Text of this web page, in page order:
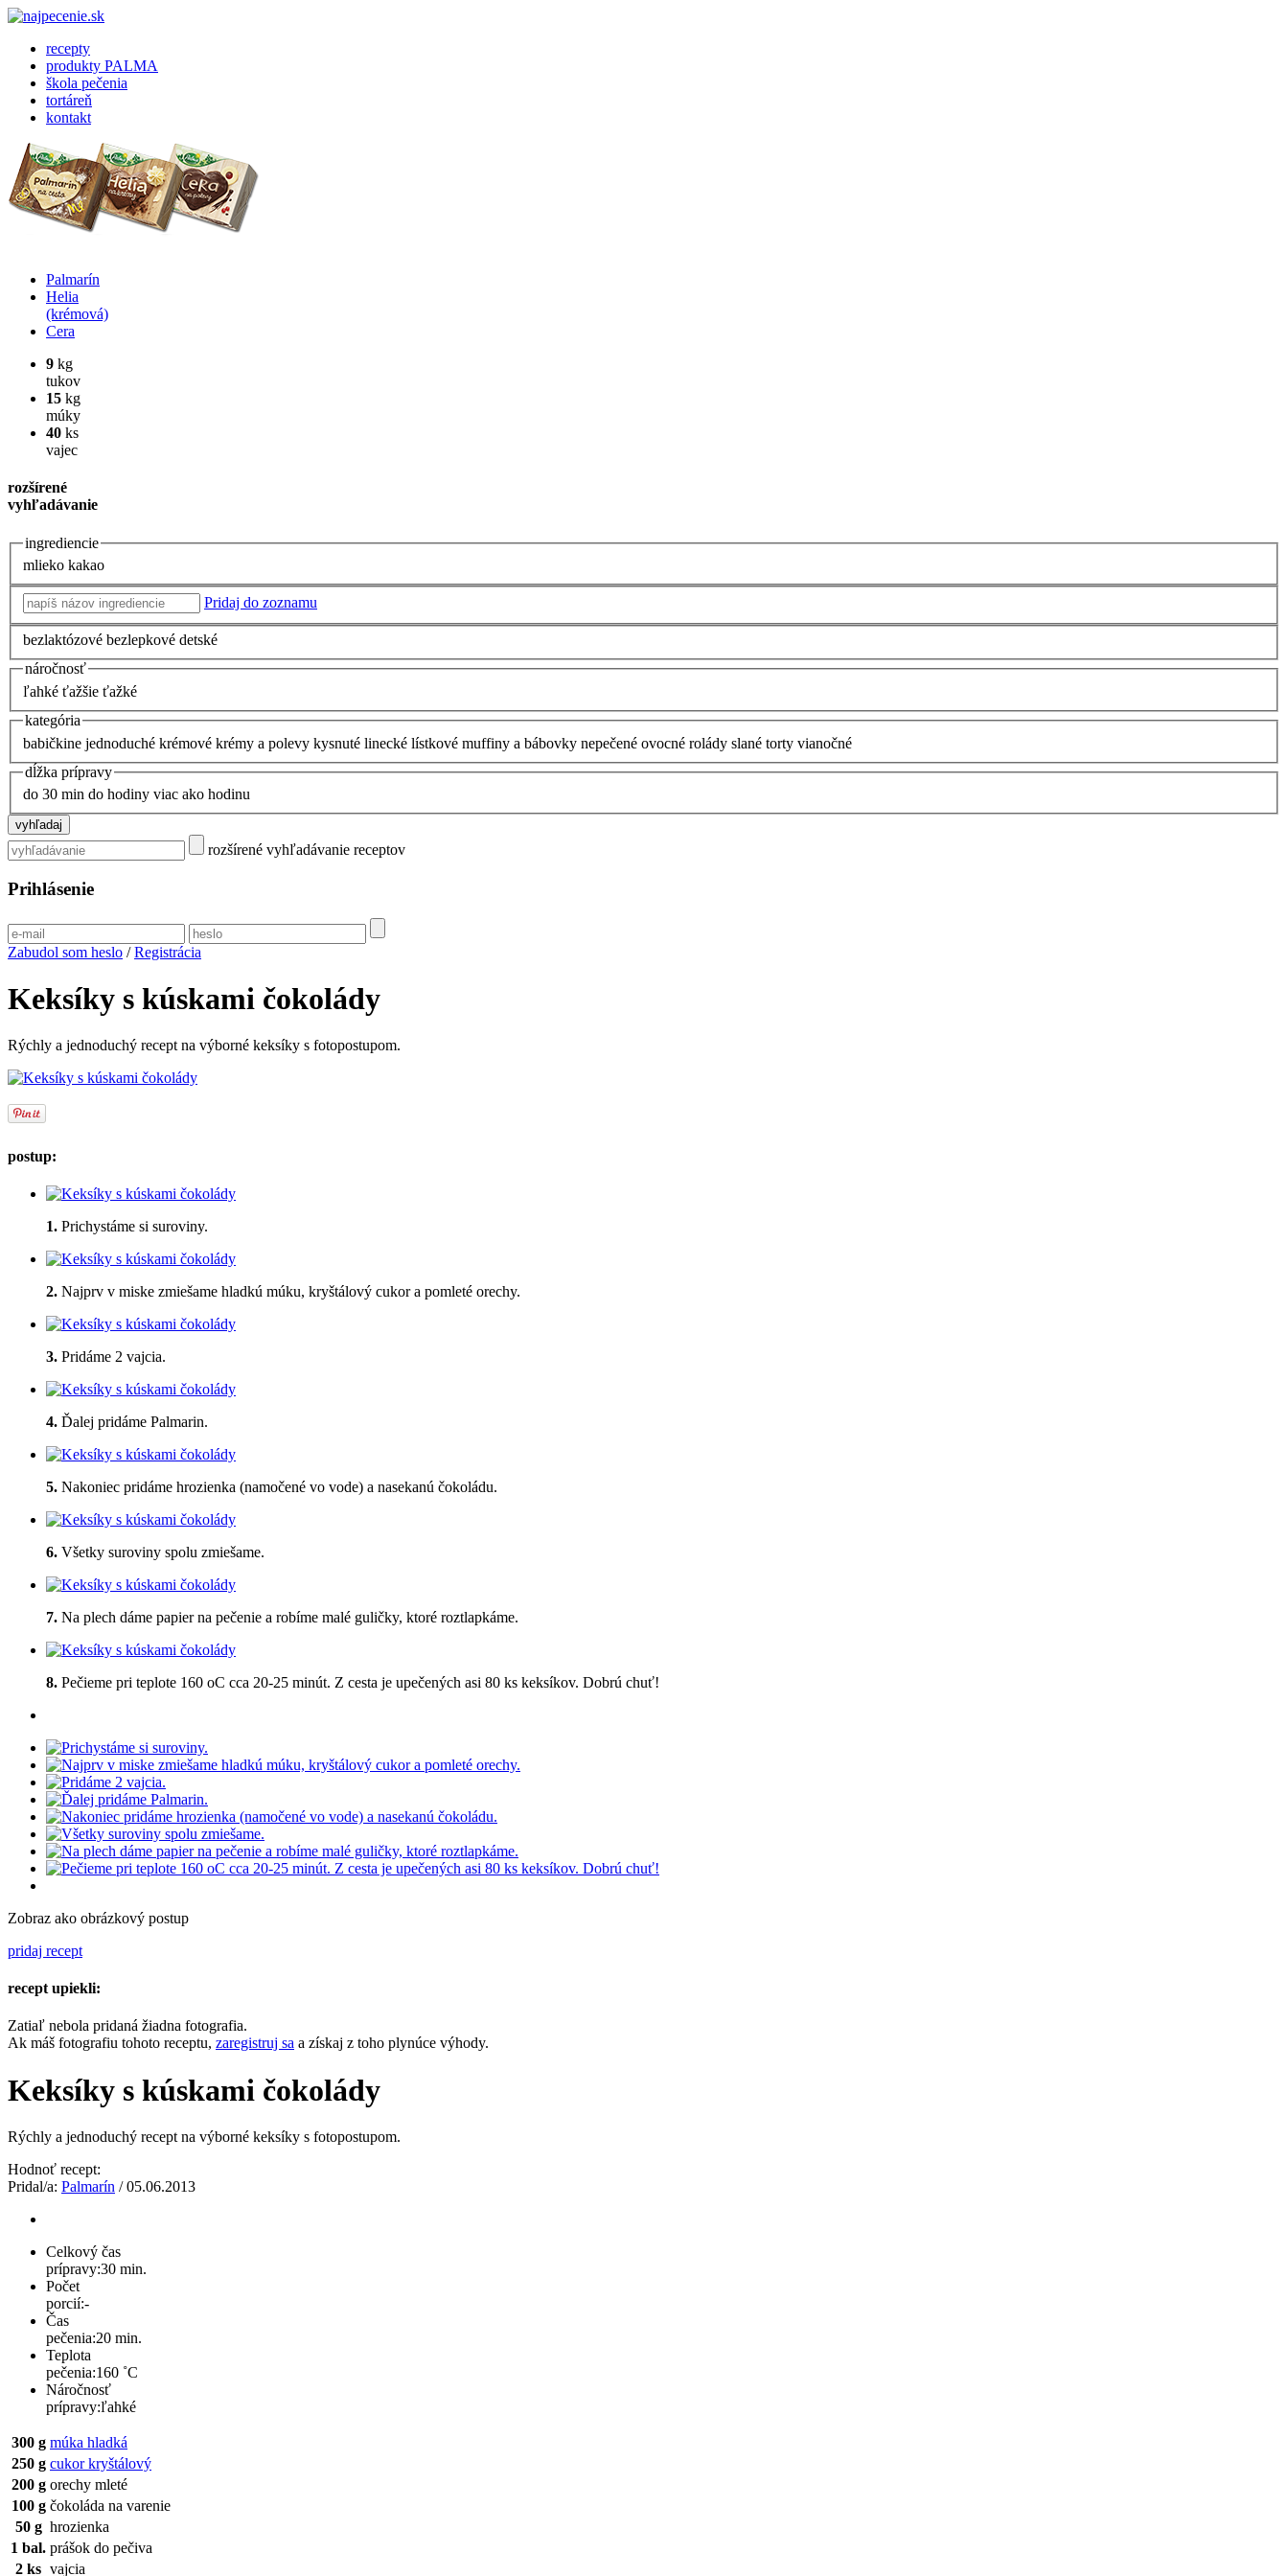
recepty
produkty PALMA
škola pečenia
tortáreň
kontakt
Palmarín
Helia
(krémová)
Cera
9 kg
tukov
15 kg
múky
40 ks
vajec
rozšírené
vyhľadávanie
ingrediencie
mlieko kakao
Pridaj do zoznamu
bezlaktózové bezlepkové detské
náročnosť
ľahké ťažšie ťažké
kategória
babičkine jednoduché krémové krémy a polevy kysnuté linecké lístkové muffiny a bábovky nepečené ovocné rolády slané torty vianočné
dĺžka prípravy
do 30 min do hodiny viac ako hodinu
rozšírené vyhľadávanie receptov
Prihlásenie
Zabudol som heslo /Registrácia
Keksíky s kúskami čokolády
Rýchly a jednoduchý recept na výborné keksíky s fotopostupom.
postup:
1. Prichystáme si suroviny.
2. Najprv v miske zmiešame hladkú múku, kryštálový cukor a pomleté orechy.
3. Pridáme 2 vajcia.
4. Ďalej pridáme Palmarin.
5. Nakoniec pridáme hrozienka (namočené vo vode) a nasekanú čokoládu.
6. Všetky suroviny spolu zmiešame.
7. Na plech dáme papier na pečenie a robíme malé guličky, ktoré roztlapkáme.
8. Pečieme pri teplote 160 oC cca 20-25 minút. Z cesta je upečených asi 80 ks keksíkov. Dobrú chuť!
Zobraz ako obrázkový postup
pridaj recept
recept upiekli:
Zatiaľ nebola pridaná žiadna fotografia.
Ak máš fotografiu tohoto receptu, zaregistruj sa a získaj z toho plynúce výhody.
Keksíky s kúskami čokolády
Rýchly a jednoduchý recept na výborné keksíky s fotopostupom.
Hodnoť recept:
Pridal/a: Palmarín / 05.06.2013
Celkový čas
prípravy:30 min.
Počet
porcií:-
Čas
pečenia:20 min.
Teplota
pečenia:160 ˚C
Náročnosť
prípravy:ľahké
300 g múka hladká
250 g cukor kryštálový
200 g orechy mleté
100 g čokoláda na varenie
50 g hrozienka
1 bal. prášok do pečiva
2 ks vajcia